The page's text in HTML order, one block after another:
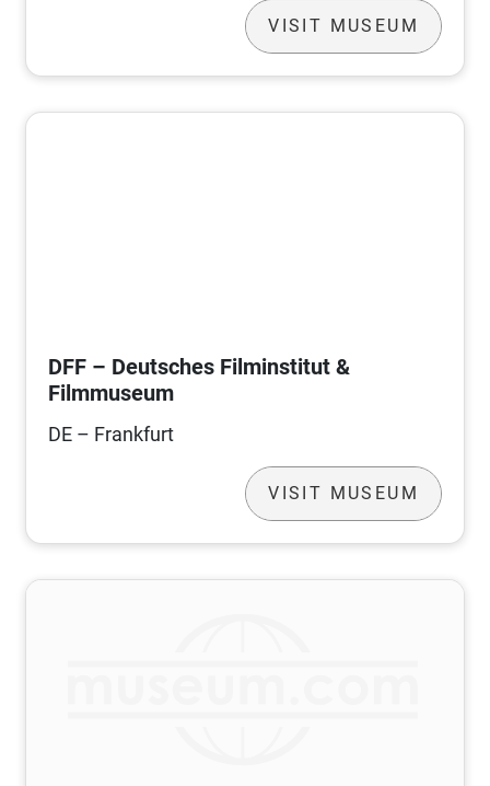
VISIT MUSEUM
DFF – Deutsches Filminstitut &
Filmmuseum
DE – Frankfurt
VISIT MUSEUM